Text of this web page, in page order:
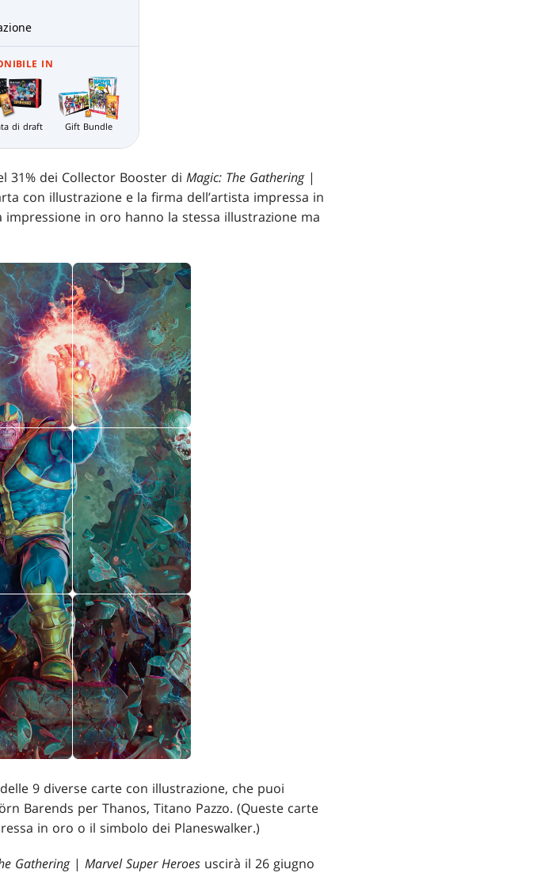
IN
di draft Gift Bundle
31% dei Collector Booster di Magic: The Gathering|
con illustrazione e la firma dell’artista impressa in
in oro hanno la stessa illustrazione ma
9 diverse carte con illustrazione, che puoi
Barends per Thanos, Titano Pazzo. (Queste carte
in oro o il simbolo dei Planeswalker.)
Gathering| Marvel Super Heroes uscirà il 26 giugno